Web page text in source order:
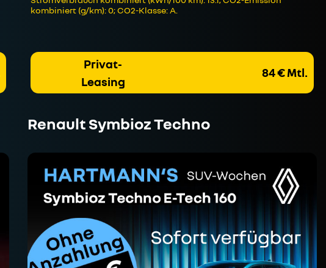
kombiniert (g/km): 0; CO2-Klasse: A.
Privat-
Leasing
84 € Mtl.
Renault Symbioz Techno